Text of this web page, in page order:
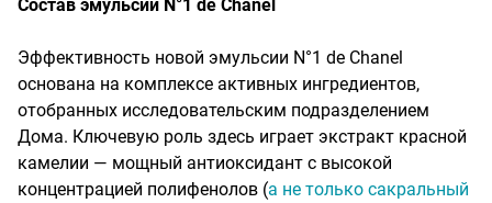
Состав эмульсии N°1 de Chanel
Эффективность новой эмульсии N°1 de Chanel
основана на комплексе активных ингредиентов,
отобранных исследовательским подразделением
Дома. Ключевую роль здесь играет экстракт красной
камелии — мощный антиоксидант с высокой
концентрацией полифенолов (а не только сакральный